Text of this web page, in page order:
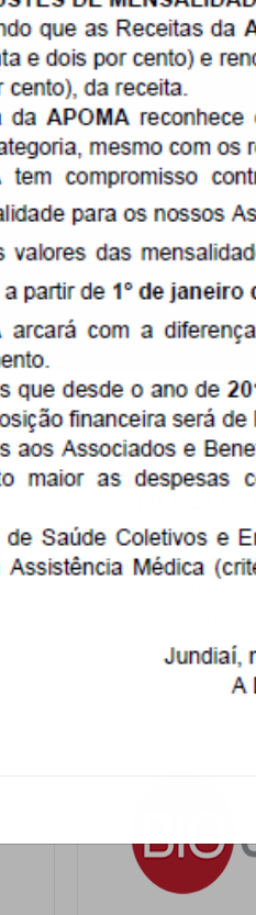
Veja os
NOSSOS
da APOMA JUNDIAÍ e